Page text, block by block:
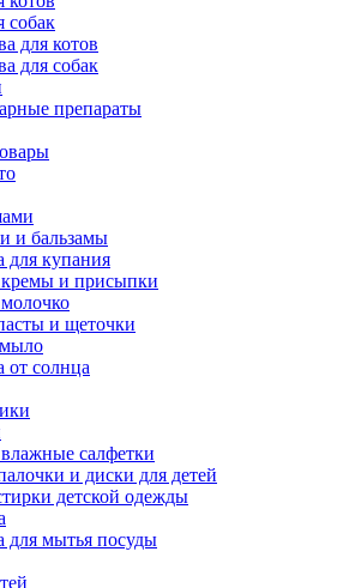
собак
для котов
для собак
препараты
и бальзамы
для купания
кремы и присыпки
и щеточки
мыло
от солнца
салфетки
и диски для детей
детской одежды
для мытья посуды